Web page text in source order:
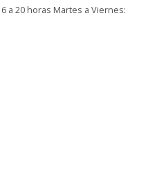
a 20 horas Martes a Viernes: